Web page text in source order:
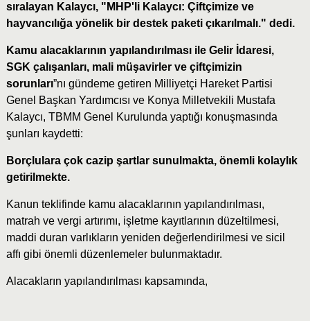
sıralayan Kalaycı, "MHP'li Kalaycı: Çiftçimize ve
hayvancılığa yönelik bir destek paketi çıkarılmalı." dedi.
Kamu alacaklarının yapılandırılması ile Gelir İdaresi,
SGK çalışanları, mali müşavirler ve çiftçimizin
sorunları”nı gündeme getiren Milliyetçi Hareket Partisi
Genel Başkan Yardımcısı ve Konya Milletvekili Mustafa
Kalaycı, TBMM Genel Kurulunda yaptığı konuşmasında
şunları kaydetti:
Borçlulara çok cazip şartlar sunulmakta, önemli kolaylık
getirilmekte.
Kanun teklifinde kamu alacaklarının yapılandırılması,
matrah ve vergi artırımı, işletme kayıtlarının düzeltilmesi,
maddi duran varlıkların yeniden değerlendirilmesi ve sicil
affı gibi önemli düzenlemeler bulunmaktadır.
Alacakların yapılandırılması kapsamında,